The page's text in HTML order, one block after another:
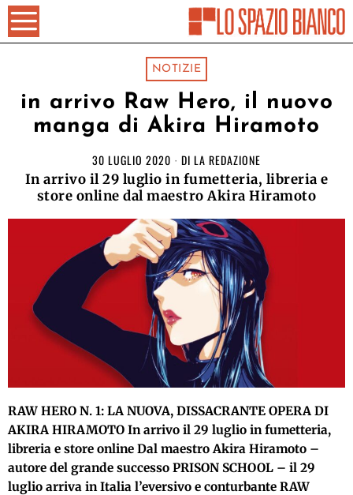
NOTIZIE
in arrivo Raw Hero, il nuovo
manga di Akira Hiramoto
30 LUGLIO 2020 DI LA REDAZIONE
In arrivo il 29 luglio in fumetteria, libreria e
store online dal maestro Akira Hiramoto
RAW HERO N. 1: LA NUOVA, DISSACRANTE OPERA DI
AKIRA HIRAMOTO In arrivo il 29 luglio in fumetteria,
libreria e store online Dal maestro Akira Hiramoto –
autore del grande successo PRISON SCHOOL – il 29
luglio arriva in Italia l’eversivo e conturbante RAW